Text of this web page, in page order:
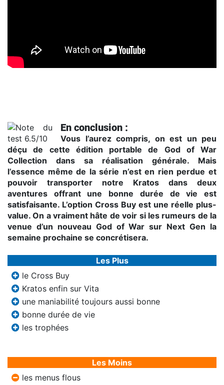
En conclusion :
Vous l’aurez compris, on est un peu
déçu de cette édition portable de God of War
Collection dans sa réalisation générale. Mais
l’essence même de la série n’est en rien perdue et
pouvoir transporter notre Kratos dans deux
aventures offrant une bonne durée de vie est
satisfaisante. L’option Cross Buy est une réelle plus-
value. On a vraiment hâte de voir si les rumeurs de la
venue d’un nouveau God of War sur Next Gen la
semaine prochaine se concrétisera.
Les Plus
le Cross Buy
Kratos enfin sur Vita
une maniabilité toujours aussi bonne
bonne durée de vie
les trophées
Les Moins
les menus flous